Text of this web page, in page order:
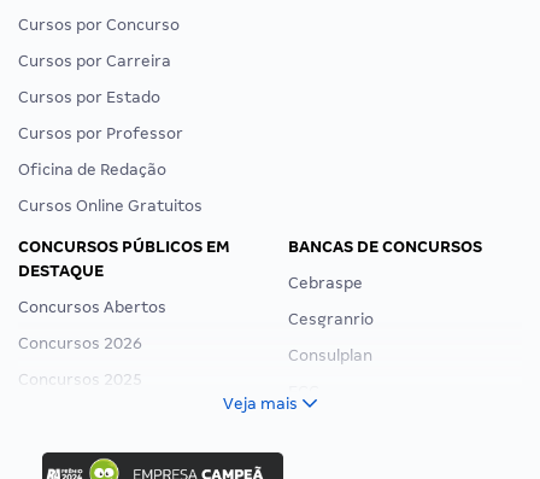
Cursos por Concurso
Cursos por Carreira
Cursos por Estado
Cursos por Professor
Oficina de Redação
Cursos Online Gratuitos
CONCURSOS PÚBLICOS EM
DESTAQUE
Concursos Abertos
Concursos 2026
Concursos 2025
Concurso Ibama
BANCAS DE CONCURSOS
Cebraspe
Cesgranrio
Consulplan
Veja mais